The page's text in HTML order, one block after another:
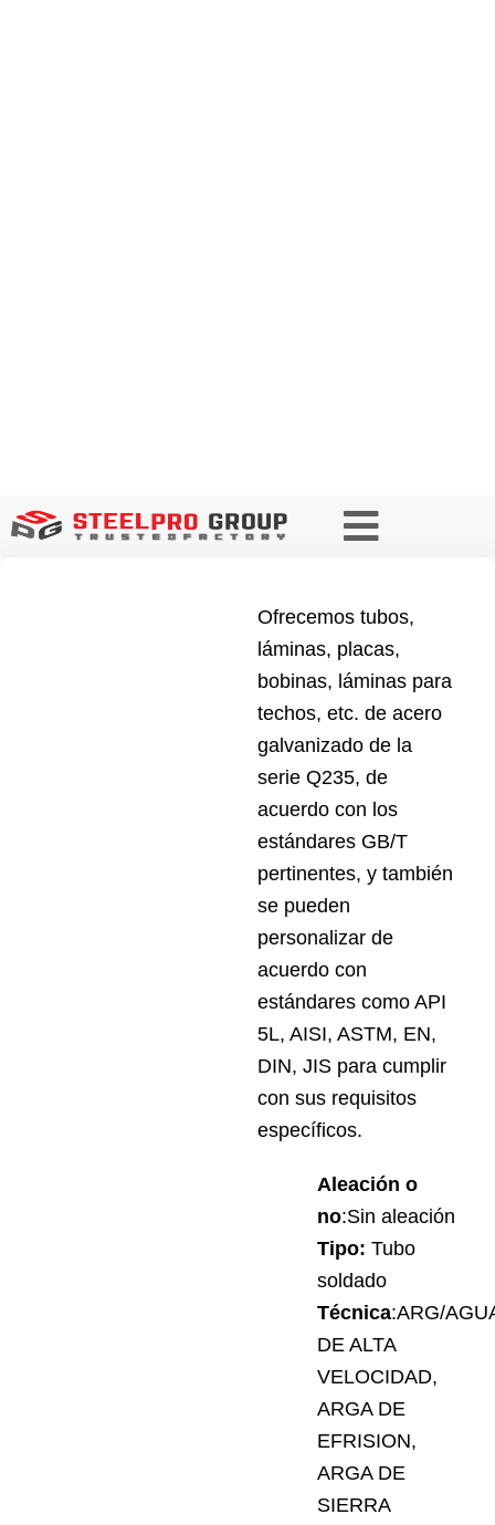
Ofrecemos tubos,
láminas, placas,
bobinas, láminas para
techos, etc. de acero
galvanizado de la
serie Q235, de
acuerdo con los
estándares GB/T
pertinentes, y también
se pueden
personalizar de
acuerdo con
estándares como API
5L, AISI, ASTM, EN,
DIN, JIS para cumplir
con sus requisitos
específicos.
Aleación o
no:Sin aleación
Tipo: Tubo
soldado
Técnica:ARG/
DE ALTA
VELOCIDAD,
ARGA DE
EFRISION,
ARGA DE
SIERRA